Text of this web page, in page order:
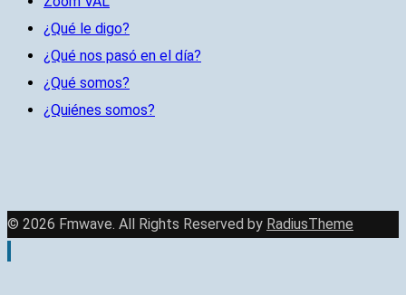
¿Qué le digo?
¿Qué nos pasó en el día?
¿Qué somos?
¿Quiénes somos?
© 2026 Fmwave. All Rights Reserved by RadiusTheme